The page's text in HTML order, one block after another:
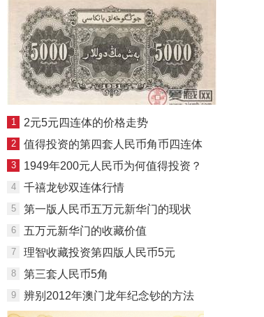
1 2元5元四连体的价格走势
2 值得投资的第四套人民币角币四连体
3 1949年200元人民币为何值得投资？
4 千禧龙钞双连体行情
5 第一版人民币五万元新华门的现状
6 五万元新华门的收藏价值
7 理智收藏投资第四版人民币5元
8 第三套人民币5角
9 辨别2012年澳门龙年纪念钞的方法